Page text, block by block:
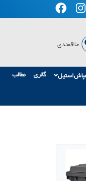
علاقمندی
استیل گالری
مطالب